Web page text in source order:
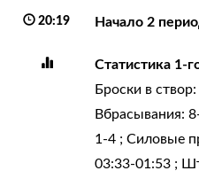
20:19 Начало 2
Статистика 1-
Броски в
Вбрасывания:
1-4 ; Силовые
03:33-01:53 ;